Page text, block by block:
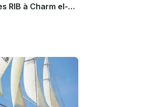
Location de véhicules RIB à Charm el-Cheikh